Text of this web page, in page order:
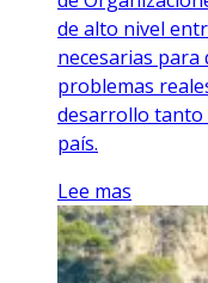
de alto nivel
necesarias para
problemas
desarrollo tanto
país.
Lee mas